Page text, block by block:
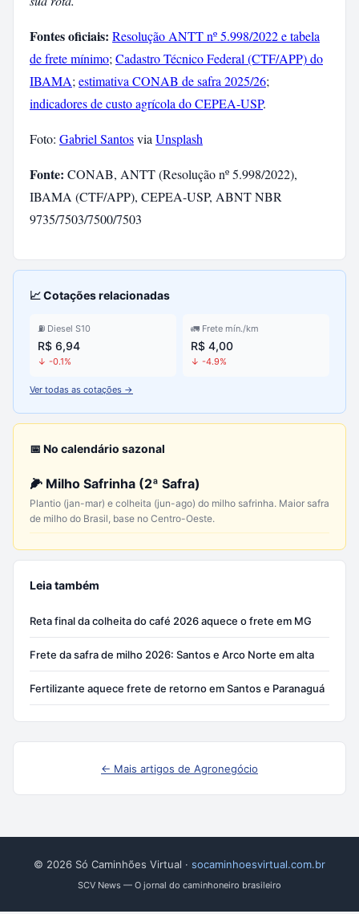
Fontes oficiais: Resolução ANTT nº 5.998/2022 e tabela
de frete mínimo;Cadastro Técnico Federal (CTF/APP) do
IBAMA;estimativa CONAB de safra 2025/26;
indicadores de custo agrícola do CEPEA-USP.
Foto: Gabriel SantosviaUnsplash
Fonte: CONAB, ANTT (Resolução nº 5.998/2022),
IBAMA (CTF/APP), CEPEA-USP, ABNT NBR
9735/7503/7500/7503
📈 Cotações relacionadas
⛽ Diesel S10
R$ 6,94
↓ -0.1%
🚛 Frete mín./km
R$ 4,00
↓ -4.9%
Ver todas as cotações →
📅 No calendário sazonal
🌽 Milho Safrinha (2ª Safra)
Plantio (jan-mar) e colheita (jun-ago) do milho safrinha. Maior safra
de milho do Brasil, base no Centro-Oeste.
Leia também
Reta final da colheita do café 2026 aquece o frete em MG
Frete da safra de milho 2026: Santos e Arco Norte em alta
Fertilizante aquece frete de retorno em Santos e Paranaguá
← Mais artigos de Agronegócio
© 2026 Só Caminhões Virtual · socaminhoesvirtual.com.br
SCV News — O jornal do caminhoneiro brasileiro